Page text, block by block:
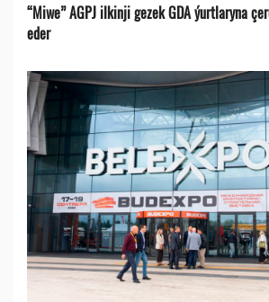
“Miwe” AGPJ ilkinji gezek GDA ýurtlaryna
eder